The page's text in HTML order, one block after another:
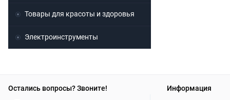
Товары для красоты и здоровья
Электроинструменты
Остались вопросы? Звоните! Информация